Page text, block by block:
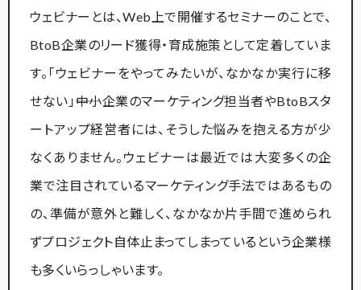
ウェビナーとは、Web上で開催するセミナーのことで、
BtoB企業のリード獲得・育成施策として定着していま
す。「ウェビナーをやってみたいが、なかなか実行に移
せない」――中小企業のマーケティング担当者やBtoBスタ
ートアップ経営者には、そうした悩みを抱える方が少
なくありません。ウェビナーは最近では大変多くの企
業で注目されているマーケティング手法ではあるもの
の、準備が意外と難しく、なかなか片手間で進められ
ずプロジェクト自体止まってしまっているという企業様
も多くいらっしゃいます。